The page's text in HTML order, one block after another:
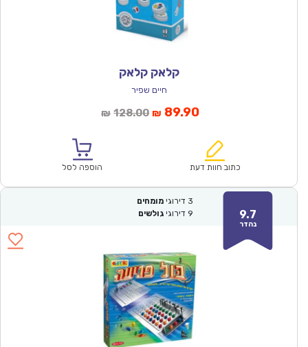
קלאק קלאק
חיים שפיר
₪ 128.00המחיר
₪128.00.
₪ 89.90המחיר
הוא:
כתוב חוות דעת הוספה לסל
9.7
נהדר
3 דירוגי מומחים
9 דירוגי גולשים